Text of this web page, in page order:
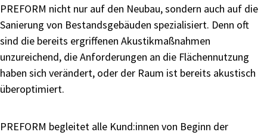
PREFORM nicht nur auf den Neubau, sondern auch auf die
Sanierung von Bestandsgebäuden spezialisiert. Denn oft
sind die bereits ergriffenen Akustikmaßnahmen
unzureichend, die Anforderungen an die Flächennutzung
haben sich verändert, oder der Raum ist bereits akustisch
überoptimiert.
PREFORM begleitet alle Kund:innen von Beginn der